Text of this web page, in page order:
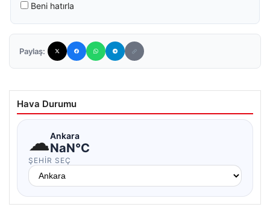
Beni hatırla
Paylaş:
Hava Durumu
☁Ankara
NaN°C
ŞEHIR SEÇ